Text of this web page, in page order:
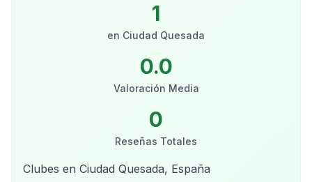
1
en Ciudad Quesada
0.0
Valoración Media
0
Reseñas Totales
Clubes en Ciudad Quesada, España